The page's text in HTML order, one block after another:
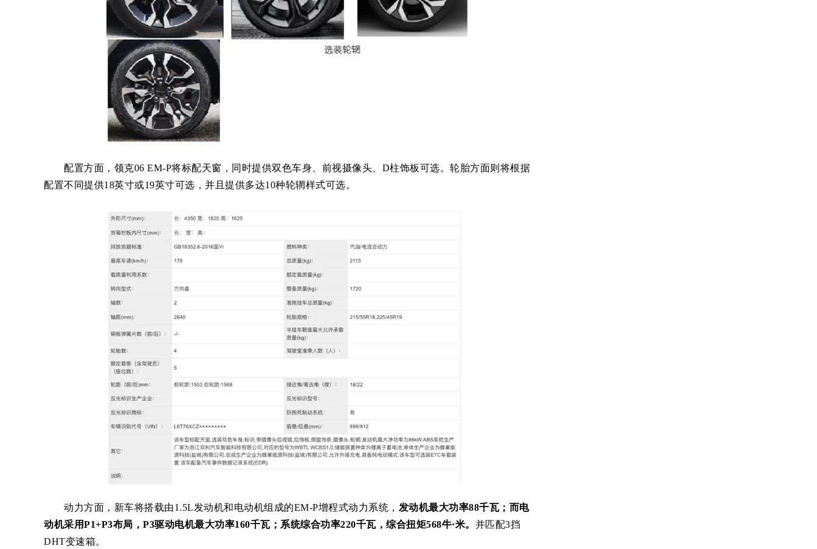
配置方面，领克06 EM-P将标配天窗，同时提供双色车身、前视摄像头、D柱饰板可选。轮胎方面则将根据
配置不同提供18英寸或19英寸可选，并且提供多达10种轮辋样式可选。
动力方面，新车将搭载由1.5L发动机和电动机组成的EM-P增程式动力系统， 发动机最大功率88千瓦；而电
动机采用P1+P3布局，P3驱动电机最大功率160千瓦；系统综合功率220千瓦，综合扭矩568牛·米。 并匹配3挡
DHT变速箱。